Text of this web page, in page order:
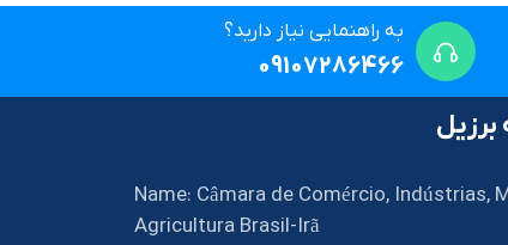
به راهنمایی نیاز دارید؟
09107286466
Name: Câmara de Comércio, Indústrias,
Agricultura Brasil-Irã